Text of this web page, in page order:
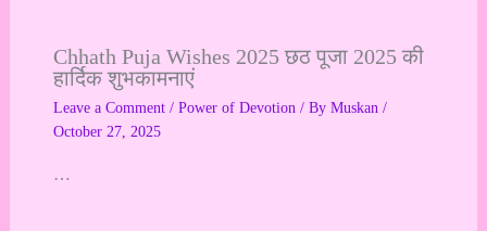
Chhath Puja Wishes 2025 छठ पूजा 2025 की
हार्दिक शुभकामनाएं
Leave a Comment / Power of Devotion/ By Muskan /
October 27, 2025
…